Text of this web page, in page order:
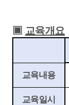
▣ 교육개요
교육내용
교육일시